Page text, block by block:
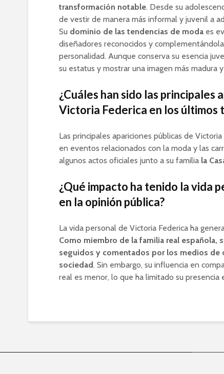
transformación notable. Desde su
de vestir de manera más informal y juvenil a
Su dominio de las tendencias de moda es
diseñadores reconocidos y
personalidad. Aunque conserva su esencia
su estatus y mostrar una imagen más madura
¿Cuáles han sido las principales
Victoria Federica en los últimos
Las principales apariciones públicas de
en eventos relacionados con la moda y las
algunos actos oficiales junto a su familia la
¿Qué impacto ha tenido la vida
en la opinión pública?
La vida personal de Victoria Federica ha
Como miembro de la familia real española,
seguidos y comentados por los medios de
sociedad. Sin embargo, su influencia en
real es menor, lo que ha limitado su presencia